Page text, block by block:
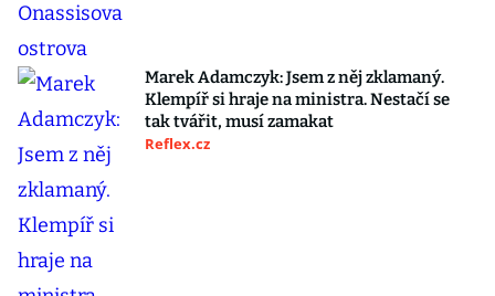
Marek Adamczyk: Jsem z něj zklamaný.
Klempíř si hraje na ministra. Nestačí se
tak tvářit, musí zamakat
Reflex.cz